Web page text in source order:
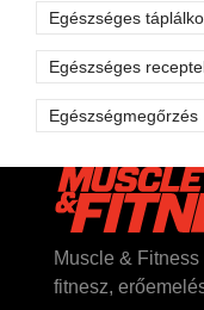
Egészséges
Egészséges
Egészségmegőrzés
Muscle &
fitnesz,